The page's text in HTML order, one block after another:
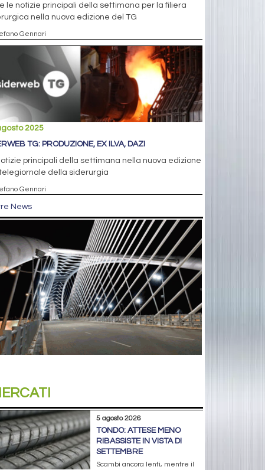
le notizie principali della settimana per la filiera
nella nuova edizione del TG
Gennari
2025
TG: PRODUZIONE, EX ILVA, DAZI
principali della settimana nella nuova edizione
della siderurgia
Gennari
News
5 agosto 2026
TONDO: ATTESE MENO
RIBASSISTE IN VISTA DI
SETTEMBRE
Scambi ancora lenti, mentre il